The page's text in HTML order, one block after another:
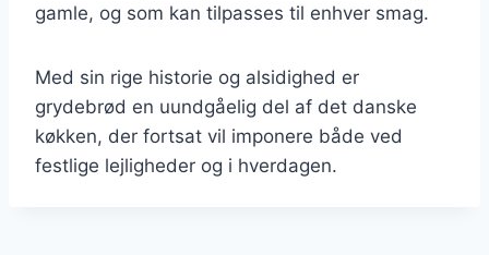
gamle, og som kan tilpasses til enhver smag.
Med sin rige historie og alsidighed er
grydebrød en uundgåelig del af det danske
køkken, der fortsat vil imponere både ved
festlige lejligheder og i hverdagen.